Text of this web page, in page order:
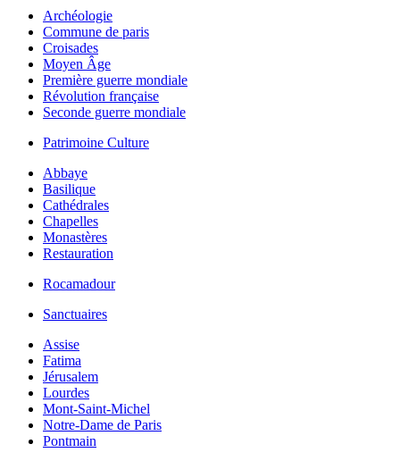
Archéologie
Commune de paris
Croisades
Moyen Âge
Première guerre mondiale
Révolution française
Seconde guerre mondiale
Patrimoine Culture
Abbaye
Basilique
Cathédrales
Chapelles
Monastères
Restauration
Rocamadour
Sanctuaires
Assise
Fatima
Jérusalem
Lourdes
Mont-Saint-Michel
Notre-Dame de Paris
Pontmain